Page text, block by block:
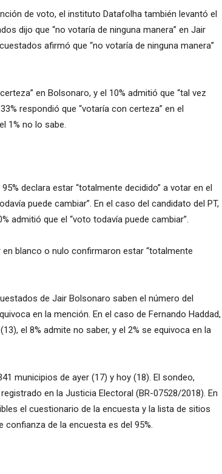
de voto, el instituto Datafolha también levantó el
dijo que “no votaría de ninguna manera” en Jair
afirmó que “no votaría de ninguna manera”
en Bolsonaro, y el 10% admitió que “tal vez
respondió que “votaría con certeza” en el
1% no lo sabe.
declara estar “totalmente decidido” a votar en el
puede cambiar”. En el caso del candidato del PT,
admitió que el “voto todavía puede cambiar”.
blanco o nulo confirmaron estar “totalmente
de Jair Bolsonaro saben el número del
en la mención. En el caso de Fernando Haddad,
el 8% admite no saber, y el 2% se equivoca en la
municipios de ayer (17) y hoy (18). El sondeo,
en la Justicia Electoral (BR-07528/2018). En
el cuestionario de la encuesta y la lista de sitios
de la encuesta es del 95%.